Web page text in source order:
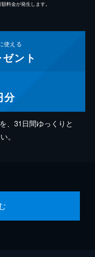
料金が発生します。
使える
ント
分
、31日間ゆっくりと
。